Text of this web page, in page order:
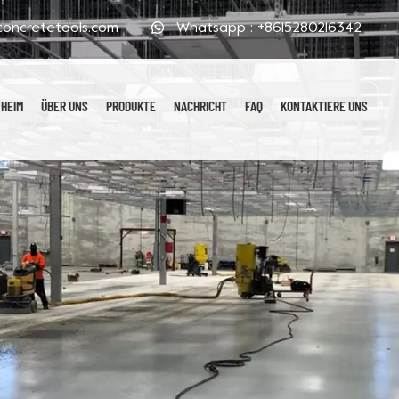
Whatsapp :+8615280216342
HEIM ÜBER UNS PRODUKTE NACHRICHT FAQ KONTAKTIERE UNS